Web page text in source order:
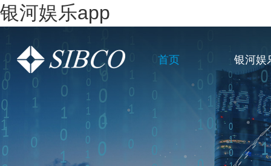
银河娱乐app
首页 银河娱